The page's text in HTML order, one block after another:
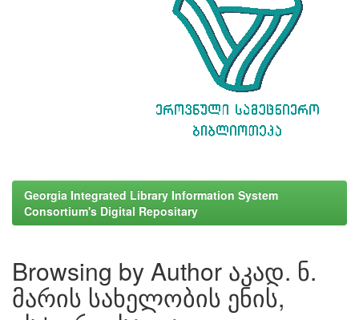
Georgia Integrated Library Information System
Consortium's Digital Repositary
Browsing by Author აკად. ნ.
მარის სახელობის ენის,